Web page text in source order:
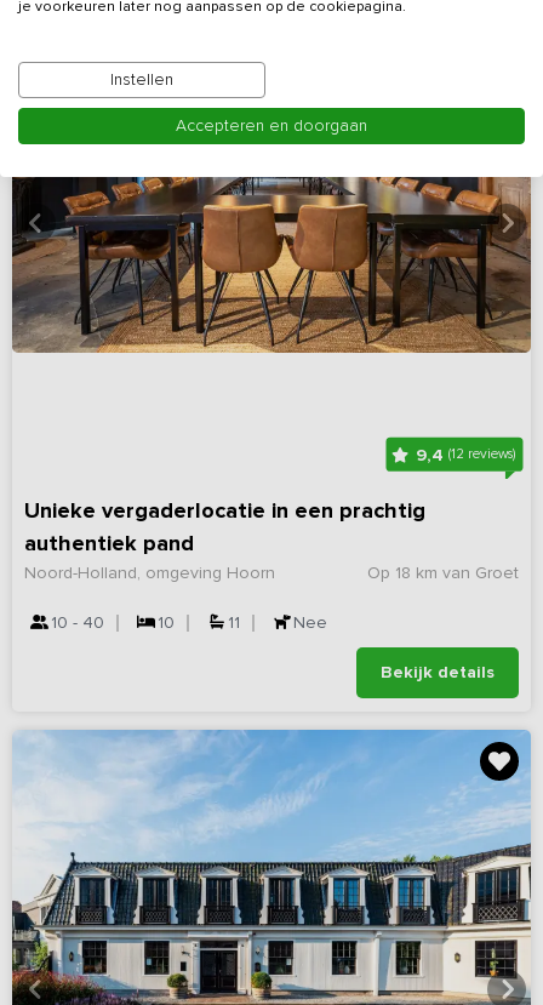
9,4(12 reviews)
Unieke vergaderlocatie in een prachtig
authentiek pand
Op 18 km van Groet
Noord-Holland, omgeving Hoorn
10 - 40 10 11 Nee
Bekijk details
je voorkeuren later nog aanpassen op de cookiepagina.
Instellen
Accepteren en doorgaan